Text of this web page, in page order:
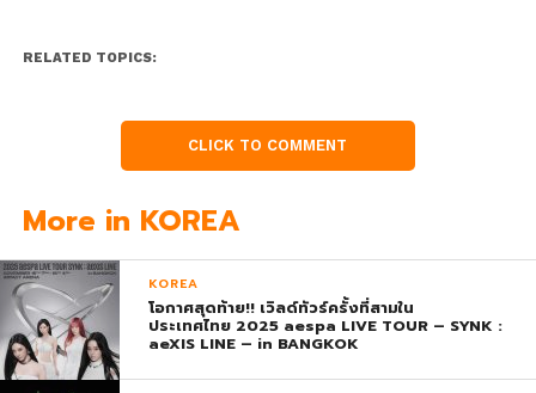
RELATED TOPICS:
CLICK TO COMMENT
More in KOREA
KOREA
โอกาศสุดท้าย!! เวิลด์ทัวร์ครั้งที่สามใน
ประเทศไทย 2025 aespa LIVE TOUR – SYNK :
aeXIS LINE – in BANGKOK